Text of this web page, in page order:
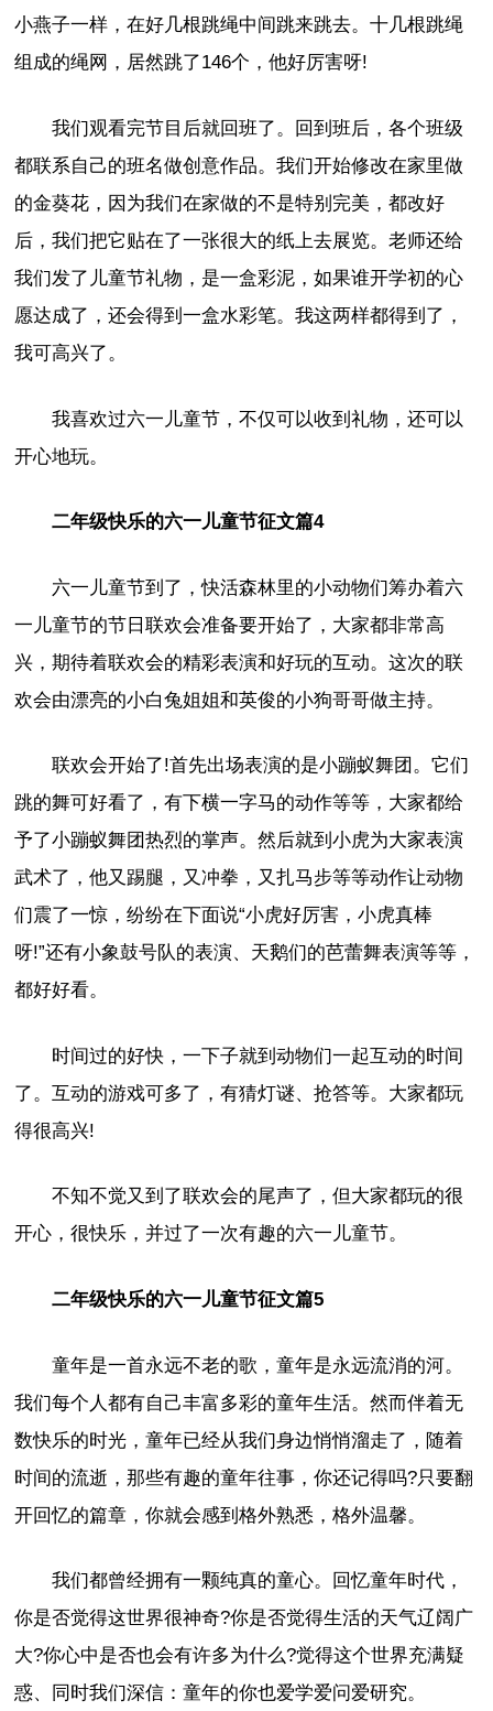
小燕子一样，在好几根跳绳中间跳来跳去。十几根跳绳
组成的绳网，居然跳了146个，他好厉害呀!
我们观看完节目后就回班了。回到班后，各个班级
都联系自己的班名做创意作品。我们开始修改在家里做
的金葵花，因为我们在家做的不是特别完美，都改好
后，我们把它贴在了一张很大的纸上去展览。老师还给
我们发了儿童节礼物，是一盒彩泥，如果谁开学初的心
愿达成了，还会得到一盒水彩笔。我这两样都得到了，
我可高兴了。
我喜欢过六一儿童节，不仅可以收到礼物，还可以
开心地玩。
二年级快乐的六一儿童节征文篇4
六一儿童节到了，快活森林里的小动物们筹办着六
一儿童节的节日联欢会准备要开始了，大家都非常高
兴，期待着联欢会的精彩表演和好玩的互动。这次的联
欢会由漂亮的小白兔姐姐和英俊的小狗哥哥做主持。
联欢会开始了!首先出场表演的是小蹦蚁舞团。它们
跳的舞可好看了，有下横一字马的动作等等，大家都给
予了小蹦蚁舞团热烈的掌声。然后就到小虎为大家表演
武术了，他又踢腿，又冲拳，又扎马步等等动作让动物
们震了一惊，纷纷在下面说“小虎好厉害，小虎真棒
呀!”还有小象鼓号队的表演、天鹅们的芭蕾舞表演等等，
都好好看。
时间过的好快，一下子就到动物们一起互动的时间
了。互动的游戏可多了，有猜灯谜、抢答等。大家都玩
得很高兴!
不知不觉又到了联欢会的尾声了，但大家都玩的很
开心，很快乐，并过了一次有趣的六一儿童节。
二年级快乐的六一儿童节征文篇5
童年是一首永远不老的歌，童年是永远流消的河。
我们每个人都有自己丰富多彩的童年生活。然而伴着无
数快乐的时光，童年已经从我们身边悄悄溜走了，随着
时间的流逝，那些有趣的童年往事，你还记得吗?只要翻
开回忆的篇章，你就会感到格外熟悉，格外温馨。
我们都曾经拥有一颗纯真的童心。回忆童年时代，
你是否觉得这世界很神奇?你是否觉得生活的天气辽阔广
大?你心中是否也会有许多为什么?觉得这个世界充满疑
惑、同时我们深信：童年的你也爱学爱问爱研究。